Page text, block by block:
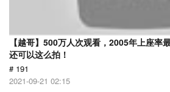
【越哥】500万人次观看，2005年上座率
还可以这么拍！
# 191
2021-09-21 02:15